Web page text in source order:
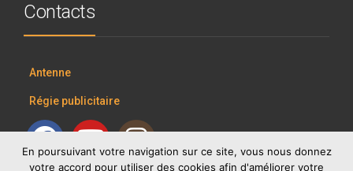
Contacts
Antenne
Régie publicitaire
En poursuivant votre navigation sur ce site, vous nous donnez
votre accord pour utiliser des cookies afin d'améliorer votre